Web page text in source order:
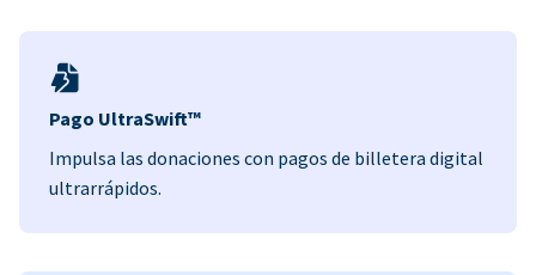
Pago UltraSwift™
Impulsa las donaciones con pagos de billetera digital
ultrarrápidos.